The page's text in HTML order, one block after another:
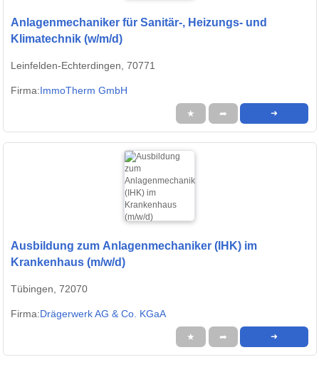
Anlagenmechaniker für Sanitär-, Heizungs- und
Klimatechnik (w/m/d)
Leinfelden-Echterdingen, 70771
Firma:ImmoTherm GmbH
★ ➦ ➜
Ausbildung zum Anlagenmechaniker (IHK) im
Krankenhaus (m/w/d)
Tübingen, 72070
Firma:Drägerwerk AG & Co. KGaA
★ ➦ ➜